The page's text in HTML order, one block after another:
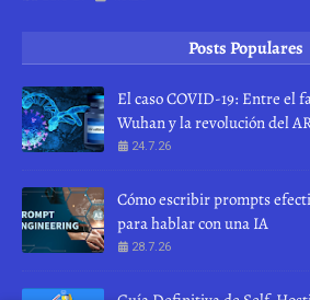
Posts Populares
El caso COVID-19: Entre el
Wuhan y la revolución del
24.7.26
Cómo escribir prompts
para hablar con una IA
28.7.26